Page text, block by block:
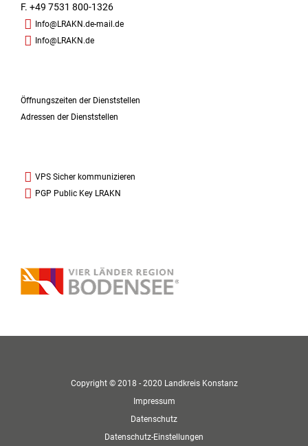
F. +49 7531 800-1326
Info@LRAKN.de-mail.de
Info@LRAKN.de
Öffnungszeiten der Dienststellen
Adressen der Dienststellen
VPS Sicher kommunizieren
PGP Public Key LRAKN
Copyright © 2018 - 2020 Landkreis Konstanz
Impressum
Datenschutz
Datenschutz-Einstellungen